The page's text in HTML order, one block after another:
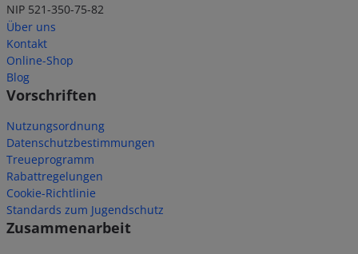
NIP 521-350-75-82
Über uns
Kontakt
Online-Shop
Blog
Vorschriften
Nutzungsordnung
Datenschutzbestimmungen
Treueprogramm
Rabattregelungen
Cookie-Richtlinie
Standards zum Jugendschutz
Zusammenarbeit